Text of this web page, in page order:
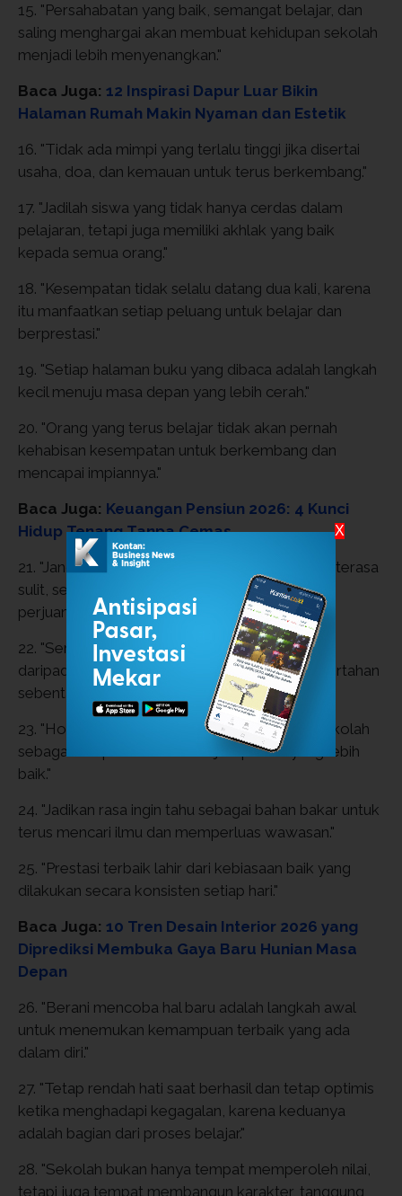
15. "Persahabatan yang baik, semangat belajar, dan
saling menghargai akan membuat kehidupan sekolah
menjadi lebih menyenangkan."
Baca Juga: 12 Inspirasi Dapur Luar Bikin
Halaman Rumah Makin Nyaman dan Estetik
16. "Tidak ada mimpi yang terlalu tinggi jika disertai
usaha, doa, dan kemauan untuk terus berkembang."
17. "Jadilah siswa yang tidak hanya cerdas dalam
pelajaran, tetapi juga memiliki akhlak yang baik
kepada semua orang."
18. "Kesempatan tidak selalu datang dua kali, karena
itu manfaatkan setiap peluang untuk belajar dan
berprestasi."
19. "Setiap halaman buku yang dibaca adalah langkah
kecil menuju masa depan yang lebih cerah."
20. "Orang yang terus belajar tidak akan pernah
kehabisan kesempatan untuk berkembang dan
mencapai impiannya."
Baca Juga: Keuangan Pensiun 2026: 4 Kunci
Hidup Tenang Tanpa Cemas
21. "Jangan menyerah hanya karena perjalanan terasa
sulit, sebab keberhasilan sering datang setelah
perjuangan yang panjang."
22. "Semangat yang konsisten lebih berharga
daripada semangat yang besar tetapi hanya bertahan
sebentar."
23. "Hormati guru, sayangi teman, dan cintai sekolah
sebagai tempat tumbuh menjadi pribadi yang lebih
baik."
24. "Jadikan rasa ingin tahu sebagai bahan bakar untuk
terus mencari ilmu dan memperluas wawasan."
25. "Prestasi terbaik lahir dari kebiasaan baik yang
dilakukan secara konsisten setiap hari."
Baca Juga: 10 Tren Desain Interior 2026 yang
Diprediksi Membuka Gaya Baru Hunian Masa
Depan
26. "Berani mencoba hal baru adalah langkah awal
untuk menemukan kemampuan terbaik yang ada
dalam diri."
27. "Tetap rendah hati saat berhasil dan tetap optimis
ketika menghadapi kegagalan, karena keduanya
adalah bagian dari proses belajar."
28. "Sekolah bukan hanya tempat memperoleh nilai,
tetapi juga tempat membangun karakter, tanggung
X